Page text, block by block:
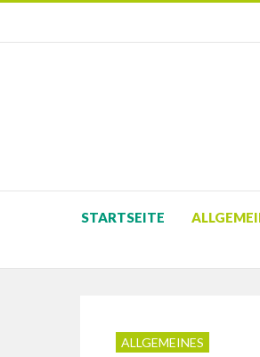
STARTSEITE
ALLGEMEINES